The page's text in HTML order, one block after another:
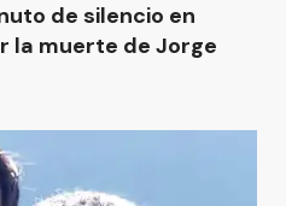
de silencio en
la muerte de Jorge